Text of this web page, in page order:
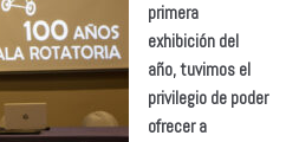
primera
exhibición del
año, tuvimos el
privilegio de poder
ofrecer a